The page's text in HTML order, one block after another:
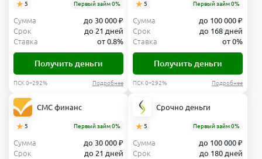
5 Первый займ 0%
Сумма
до 30 000 ₽
Срок
до 21 дней
Ставка
от 0.8%
Получить деньги
ПСК 0–292% Подробнее
5 Первый займ 0%
Сумма
до 100 000 ₽
Срок
до 168 дней
Ставка
от 0%
Получить деньги
ПСК 0–292% Подробнее
СМС финанс
5 Первый займ 0%
Сумма
до 30 000 ₽
Срок
до 21 дней
Срочно деньги
5 Первый займ 0%
Сумма
до 100 000 ₽
Срок
до 180 дней